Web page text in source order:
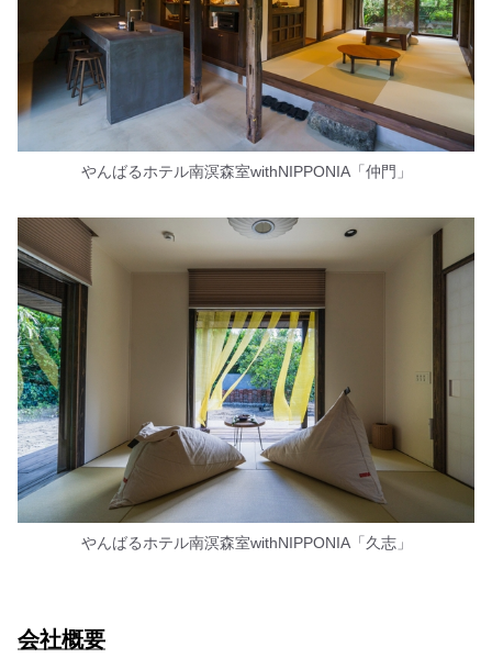
やんばるホテル南溟森室withNIPPONIA「仲門」
やんばるホテル南溟森室withNIPPONIA「久志」
会社概要